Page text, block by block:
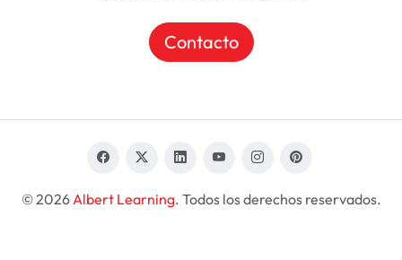
Contacto
© 2026 Albert Learning. Todos los derechos reservados.